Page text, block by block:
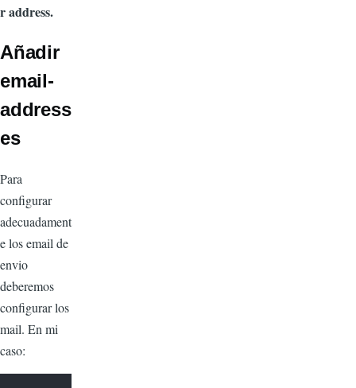
r address.
Añadir
email-
address
es
Para
configurar
adecuadament
e los email de
envio
deberemos
configurar los
mail. En mi
caso: